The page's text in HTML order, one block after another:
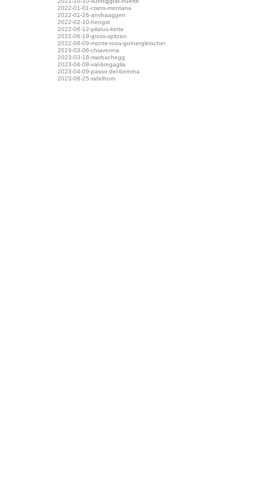
2022-01-01-crans-montana
2022-01-26-arnihaaggen
2022-02-10-hengst
2022-06-12-pilatus-kette
2022-06-19-gross-spitzen
2022-08-09-monte-rosa-gornergletscher
2023-03-06-chiavenna
2023-03-18-marbachegg
2023-04-08-val-bregaglia
2023-04-09-passo-del-bernina
2023-08-25-sidelhorn